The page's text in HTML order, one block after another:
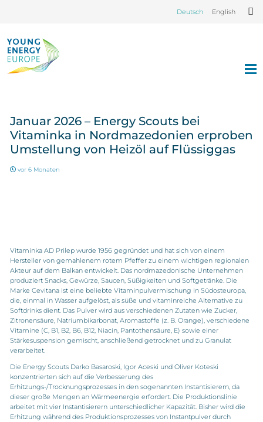
Deutsch English
Januar 2026 – Energy Scouts bei
Vitaminka in Nordmazedonien erproben
Umstellung von Heizöl auf Flüssiggas
vor 6 Monaten
Vitaminka AD Prilep wurde 1956 gegründet und hat sich von einem
Hersteller von gemahlenem rotem Pfeffer zu einem wichtigen regionalen
Akteur auf dem Balkan entwickelt. Das nordmazedonische Unternehmen
produziert Snacks, Gewürze, Saucen, Süßigkeiten und Softgetränke. Die
Marke Cevitana ist eine beliebte Vitaminpulvermischung in Südosteuropa,
die, einmal in Wasser aufgelöst, als süße und vitaminreiche Alternative zu
Softdrinks dient. Das Pulver wird aus verschiedenen Zutaten wie Zucker,
Zitronensäure, Natriumbikarbonat, Aromastoffe (z. B. Orange), verschiedene
Vitamine (C, B1, B2, B6, B12, Niacin, Pantothensäure, E) sowie einer
Stärkesuspension gemischt, anschließend getrocknet und zu Granulat
verarbeitet.
Die Energy Scouts Darko Basaroski, Igor Aceski und Oliver Koteski
konzentrierten sich auf die Verbesserung des
Erhitzungs-/Trocknungsprozesses in den sogenannten Instantisierern, da
dieser große Mengen an Wärmeenergie erfordert. Die Produktionslinie
arbeitet mit vier Instantisierern unterschiedlicher Kapazität. Bisher wird die
Erhitzung während des Produktionsprozesses von Instantpulver durch